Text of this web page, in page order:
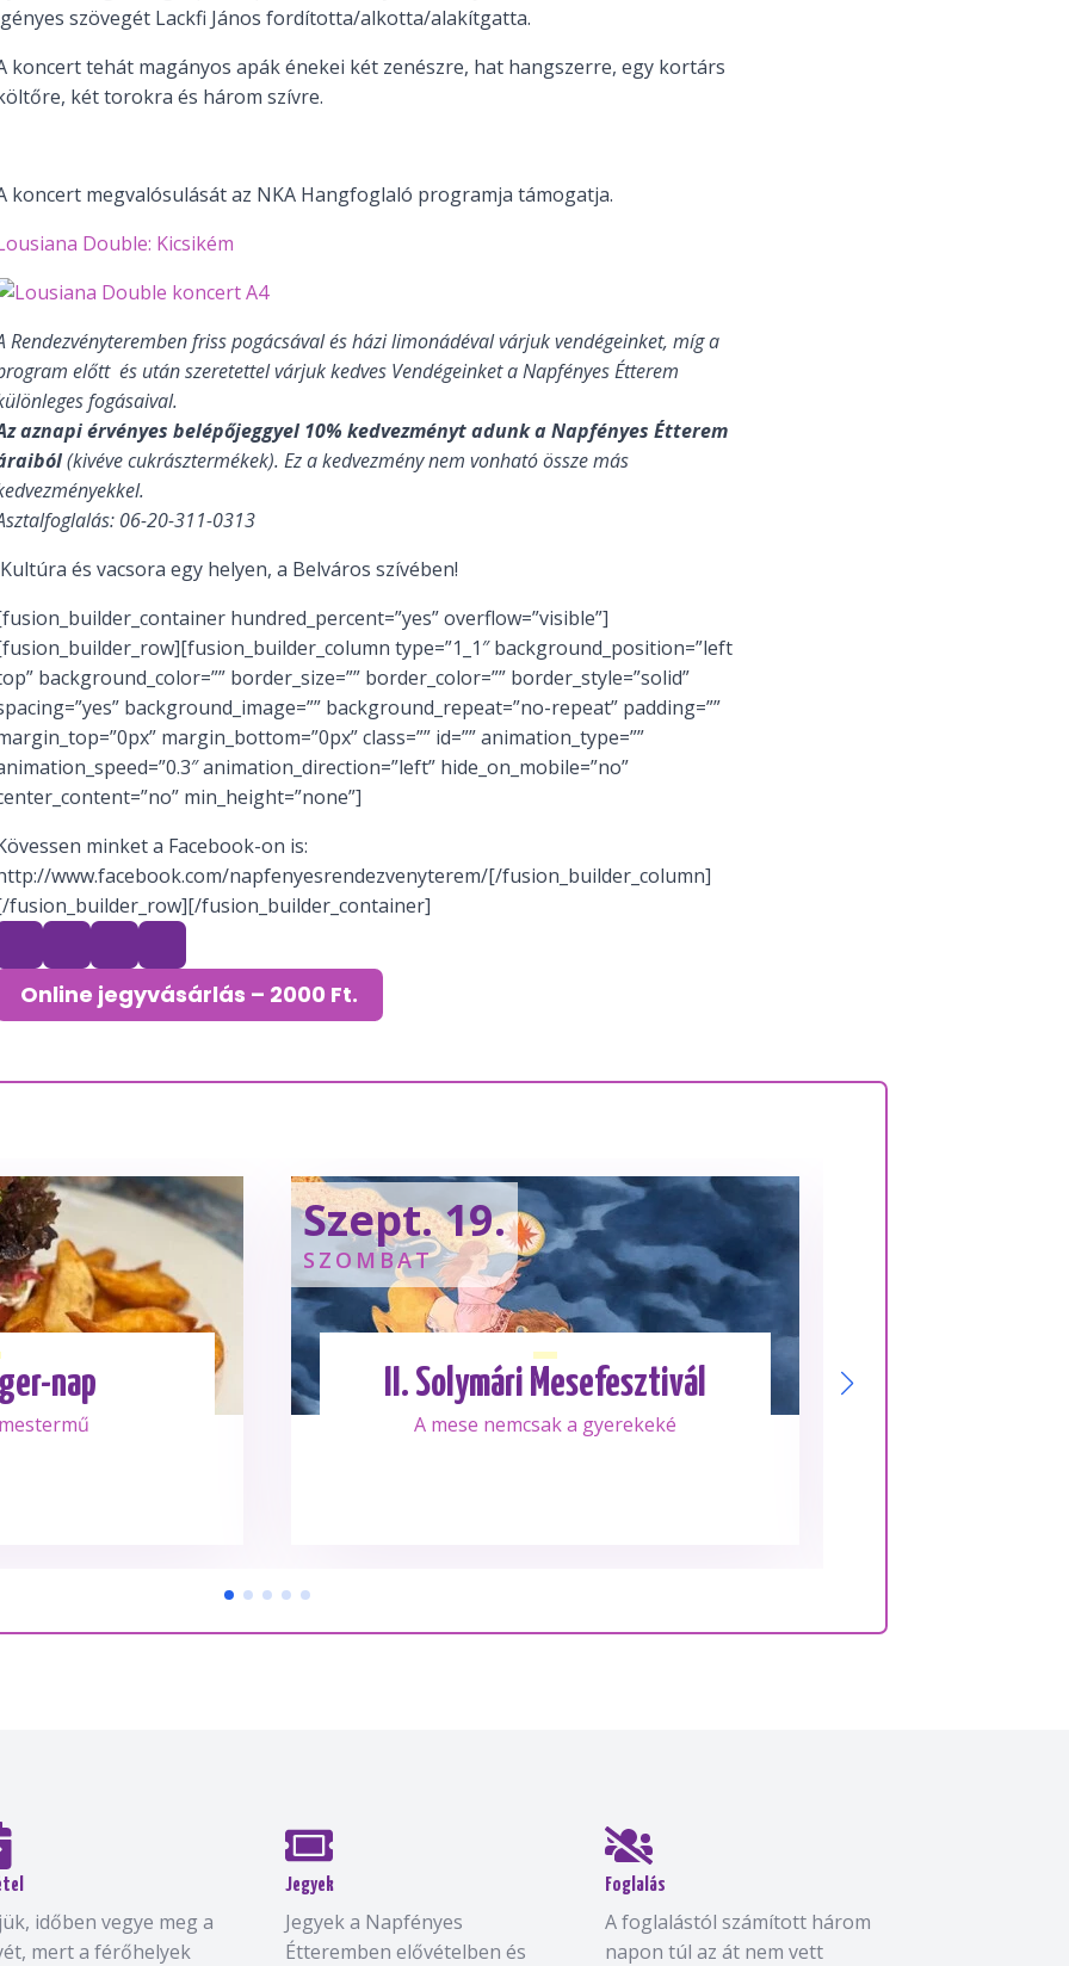
szövegét Lackfi János fordította/alkotta/alakítgatta.
koncert tehát magányos apák énekei két zenészre, hat hangszerre, egy kortárs
két torokra és három szívre.
koncert megvalósulását az NKA Hangfoglaló programja támogatja.
Double: Kicsikém
Rendezvényteremben friss pogácsával és házi limonádéval várjuk vendégeinket, míg a
előtt és után szeretettel várjuk kedves Vendégeinket a Napfényes Étterem
fogásaival.
aznapi érvényes belépőjeggyel 10% kedvezményt adunk a Napfényes Étterem
(kivéve cukrásztermékek). Ez a kedvezmény nem vonható össze más
06-20-311-0313
Kultúra és vacsora egy helyen, a Belváros szívében!
hundred_percent=”yes” overflow=”visible”]
type=”1_1″ background_position=”left
background_color=”” border_size=”” border_color=”” border_style=”solid”
background_image=”” background_repeat=”no-repeat” padding=””
margin_bottom=”0px” class=”” id=”” animation_type=””
animation_direction=”left” hide_on_mobile=”no”
min_height=”none”]
minket a Facebook-on is:
www.facebook.com/napfenyesrendezvenyterem/[/fusion_builder_column]
fusion_builder_row][/fusion_builder_container]
Online jegyvásárlás – 2000 Ft.
nap
Szept. 19.
SZOMBAT
II. Solymári Mesefesztivál
A mese nemcsak a gyerekeké
időben vegye meg a
mert a férőhelyek
Jegyek
Jegyek a Napfényes
Étteremben elővételben és
Foglalás
A foglalástól számított három
napon túl az át nem vett